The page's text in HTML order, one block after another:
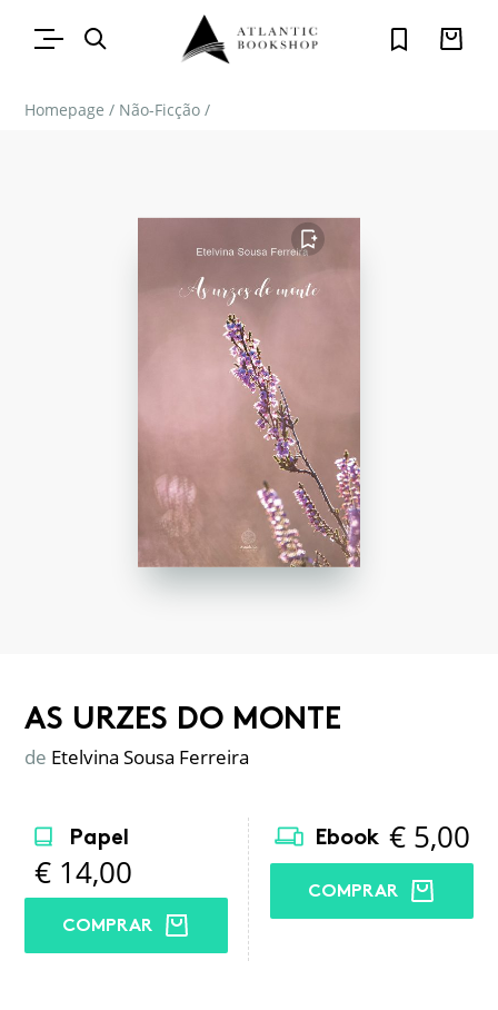
Homepage / Não-Ficção /
FAVORITO
AS URZES DO MONTE
de Etelvina Sousa Ferreira
Papel
€ 14,00
COMPRAR
Ebook € 5,00
COMPRAR